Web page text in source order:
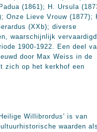
(1861); H. Ursula
Onze Lieve Vrouw (1877);
(XXb); diverse
waarschijnlijk vervaardigd
1900-1922. Een deel
door Max Weiss in de
zich op het kerkhof een
Willibrordus' is van
waarden